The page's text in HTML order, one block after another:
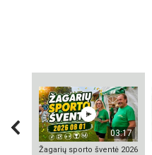
03:17
Žagarių sporto šventė 2026